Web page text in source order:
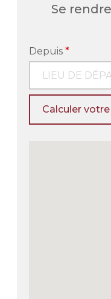
Se
Depuis*
Calculer